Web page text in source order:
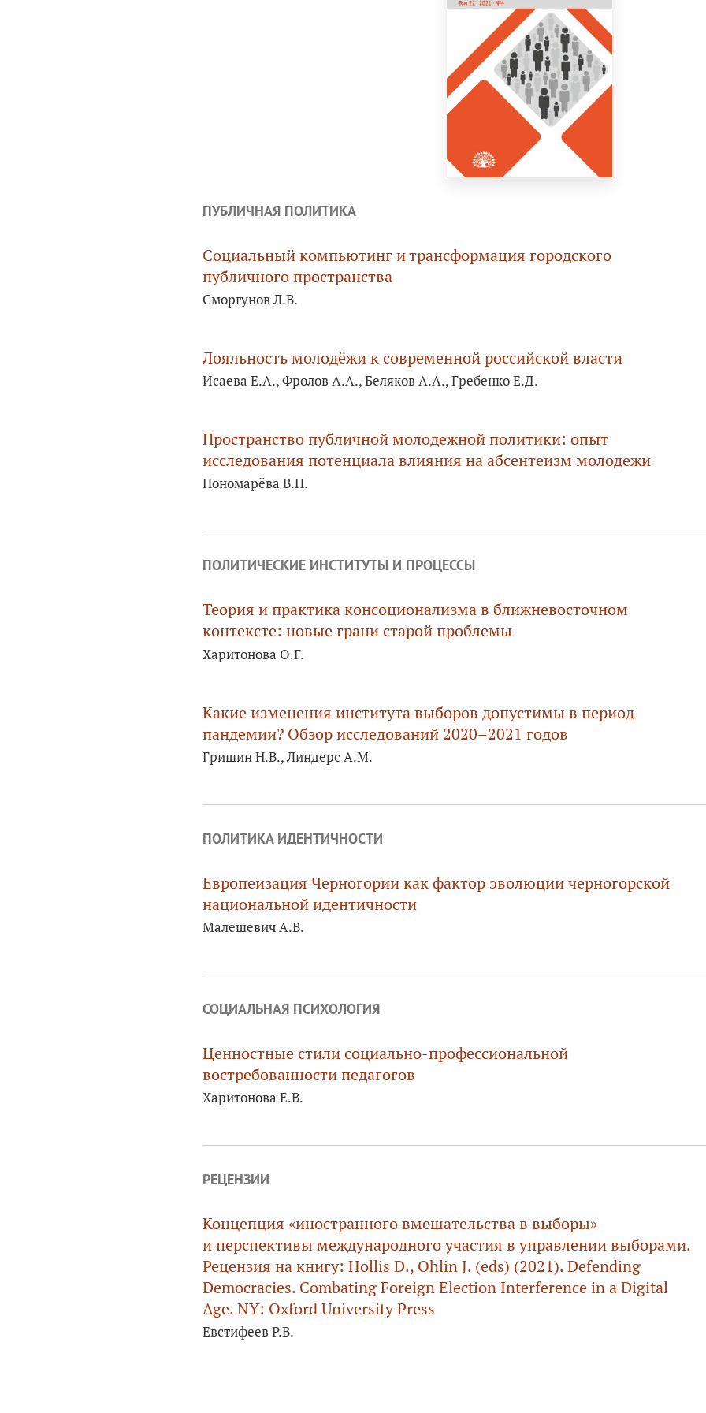
ПУБЛИЧНАЯ ПОЛИТИКА
Социальный компьютинг и транcформация городского
публичного пространства
Сморгунов Л.В.
Лояльность молодёжи к современной российской власти
Исаева Е.А., Фролов А.А., Беляков А.А., Гребенко Е.Д.
Пространство публичной молодежной политики: опыт
исследования потенциала влияния на абсентеизм молодежи
Пономарёва В.П.
ПОЛИТИЧЕСКИЕ ИНСТИТУТЫ И ПРОЦЕССЫ
Теория и практика консоционализма в ближневосточном
контексте: новые грани старой проблемы
Харитонова О.Г.
Какие изменения института выборов допустимы в период
пандемии? Обзор исследований 2020–2021 годов
Гришин Н.В., Линдерс А.М.
ПОЛИТИКА ИДЕНТИЧНОСТИ
Европеизация Черногории как фактор эволюции черногорской
национальной идентичности
Малешевич А.В.
СОЦИАЛЬНАЯ ПСИХОЛОГИЯ
Ценностные стили социально-профессиональной
востребованности педагогов
Харитонова Е.В.
РЕЦЕНЗИИ
Концепция «иностранного вмешательства в выборы»
и перспективы международного участия в управлении выборами.
Рецензия на книгу: Hollis D., Ohlin J. (eds) (2021). Defending
Democracies. Combating Foreign Election Interference in a Digital
Age. NY: Oxford University Press
Евстифеев Р.В.